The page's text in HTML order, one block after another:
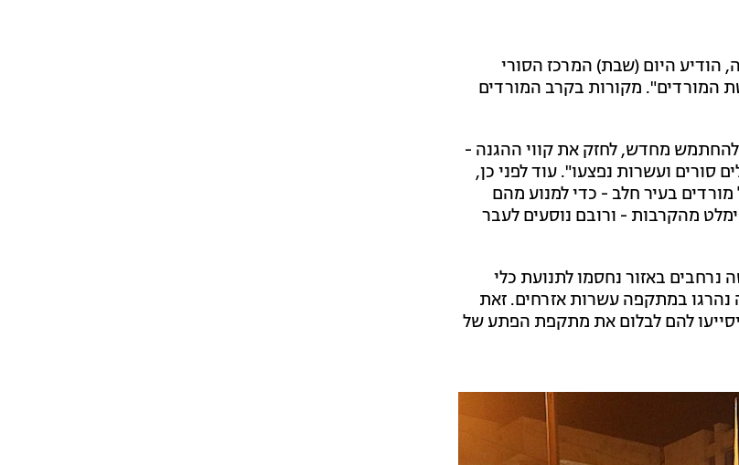
הודיע היום (שבת) המרכז הסורי
המורדים". מקורות בקרב המורדים
להחתמש מחדש, לחזק את קווי ההגנה -
סורים ועשרות נפצעו". עוד לפני כן,
בעיר חלב - כדי למנוע מהם
מהקרבות - ורובם נוסעים לעבר
באזור נחסמו לתנועת כלי
נהרגו במתקפה עשרות אזרחים. זאת
להם לבלום את מתקפת הפתע של